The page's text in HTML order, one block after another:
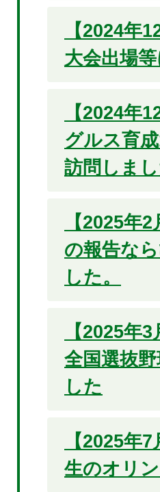
【2024年
大会出場
【2024年
グルス育
訪問しま
【2025年
の報告な
した。
【2025年
全国選抜
した
【2025年
生のオリ